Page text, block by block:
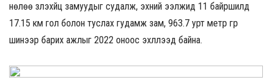
нөлөө үзүүлэхүйц замуудыг судалж, эхний ээлжид 11 байршилд
17.15 км гол болон туслах гудамж зам, 963.7 урт метр гүүр
шинээр барих ажлыг 2022 оноос эхлүүлээд байна.